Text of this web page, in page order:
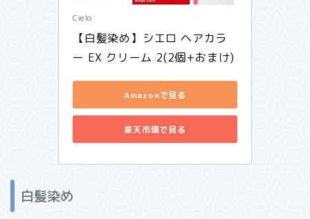
Cielo
【白髪染め】シエロ ヘアカラ
ー EX クリーム 2(2個+おまけ)
Amazonで見る
楽天市場で見る
白髪染め